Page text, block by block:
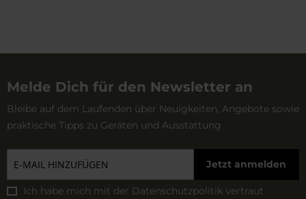
Melde Dich für den Newsletter an
Bleibe auf dem Laufenden über Neuigkeiten, Angebote sowie
praktische Tipps zu Geräten und Ausstattung
Jetzt anmelden
Ich habe mich mit der Datenschutzpolitik vertraut